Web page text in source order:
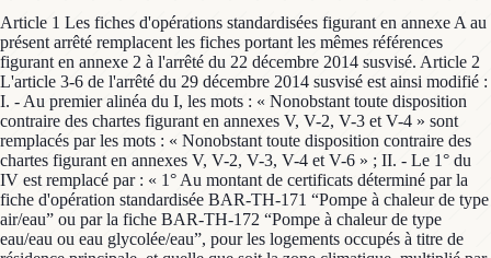
Article 1 Les fiches d'opérations standardisées figurant en annexe A au
présent arrêté remplacent les fiches portant les mêmes références
figurant en annexe 2 à l'arrêté du 22 décembre 2014 susvisé. Article 2
L'article 3-6 de l'arrêté du 29 décembre 2014 susvisé est ainsi modifié :
I. - Au premier alinéa du I, les mots : « Nonobstant toute disposition
contraire des chartes figurant en annexes V, V-2, V-3 et V-4 » sont
remplacés par les mots : « Nonobstant toute disposition contraire des
chartes figurant en annexes V, V-2, V-3, V-4 et V-6 » ; II. - Le 1° du
IV est remplacé par : « 1° Au montant de certificats déterminé par la
fiche d'opération standardisée BAR-TH-171 “Pompe à chaleur de type
air/eau” ou par la fiche BAR-TH-172 “Pompe à chaleur de type
eau/eau ou eau glycolée/eau”, pour les logements occupés à titre de